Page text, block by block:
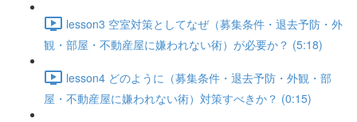
lesson3 空室対策としてなぜ（募集条件・退去予防・外
観・部屋・不動産屋に嫌われない術）が必要か？ (5:18)
lesson4 どのように（募集条件・退去予防・外観・部
屋・不動産屋に嫌われない術）対策すべきか？ (0:15)